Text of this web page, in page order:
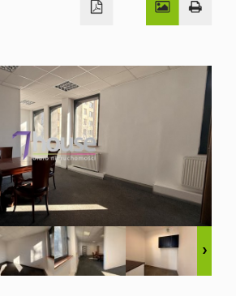
O firmie
Oferty
Domy
Dzialki
Hale